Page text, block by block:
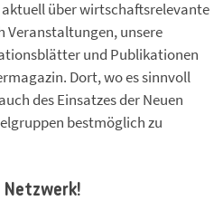
über wirtschaftsrelevante
Veranstaltungen, unsere
und Publikationen
Dort, wo es sinnvoll
des Einsatzes der Neuen
bestmöglich zu
Netzwerk!